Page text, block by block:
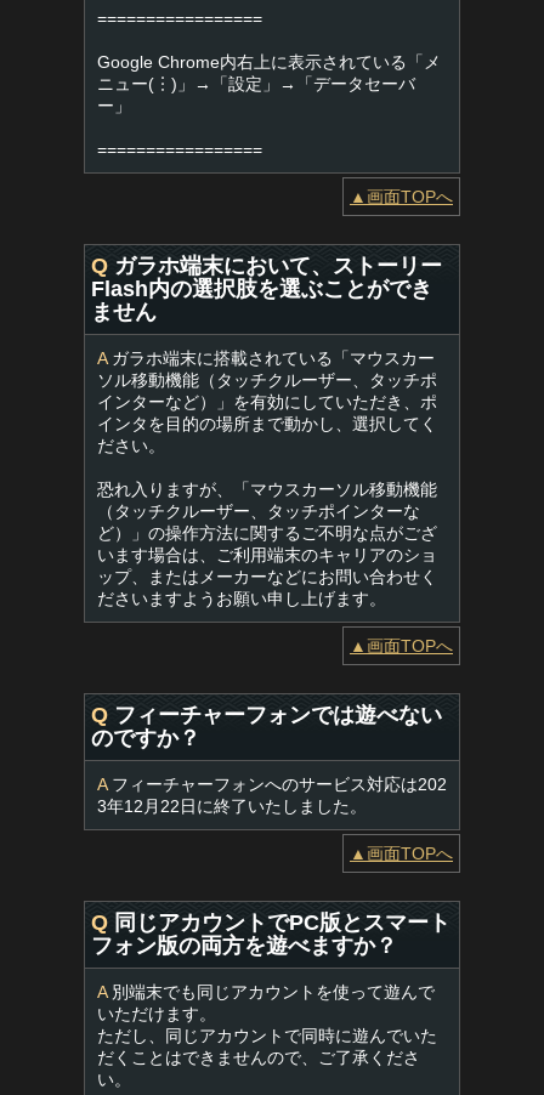
=================
Google Chrome内右上に表示されている「メ
ニュー(︙)」→「設定」→「データセーバ
ー」
=================
▲画面TOPへ
Q ガラホ端末において、ストーリー
Flash内の選択肢を選ぶことができ
ません
Aガラホ端末に搭載されている「マウスカー
ソル移動機能（タッチクルーザー、タッチポ
インターなど）」を有効にしていただき、ポ
インタを目的の場所まで動かし、選択してく
ださい。
恐れ入りますが、「マウスカーソル移動機能
（タッチクルーザー、タッチポインターな
ど）」の操作方法に関するご不明な点がござ
います場合は、ご利用端末のキャリアのショ
ップ、またはメーカーなどにお問い合わせく
ださいますようお願い申し上げます。
▲画面TOPへ
Q フィーチャーフォンでは遊べない
のですか？
Aフィーチャーフォンへのサービス対応は202
3年12月22日に終了いたしました。
▲画面TOPへ
Q 同じアカウントでPC版とスマート
フォン版の両方を遊べますか？
A別端末でも同じアカウントを使って遊んで
いただけます。
ただし、同じアカウントで同時に遊んでいた
だくことはできませんので、ご了承くださ
い。